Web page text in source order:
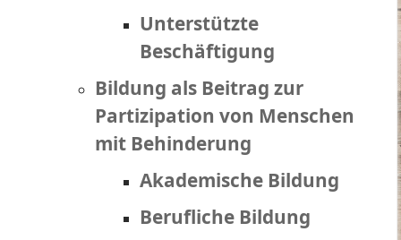
Unterstützte
Beschäftigung
Bildung als Beitrag zur
Partizipation von Menschen
mit Behinderung
Akademische Bildung
Berufliche Bildung